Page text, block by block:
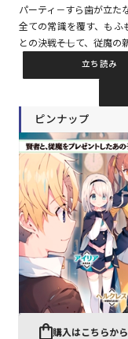
パーティ－すら歯が立た
全ての常識を覆す、も
との決戦――そして、従魔
立ち読み
ピンナップ
購入はこちらから